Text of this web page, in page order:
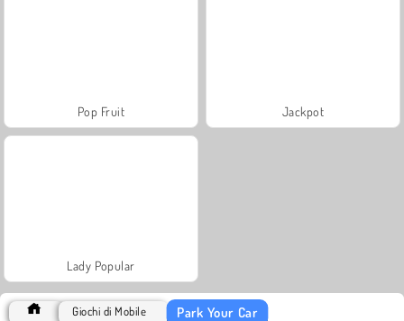
Pop Fruit Jackpot
Lady Popular
Giochi di Mobile Park Your Car